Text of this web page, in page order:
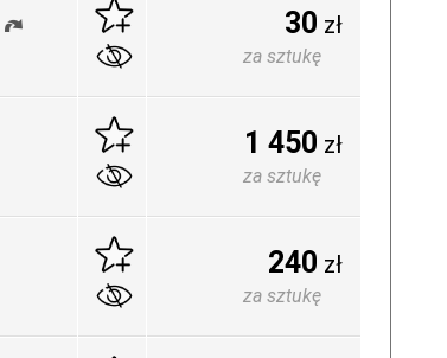
30 zł
za sztukę
1 450 zł
za sztukę
240 zł
za sztukę